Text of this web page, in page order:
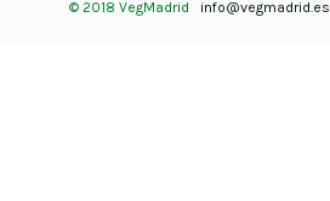
© 2018 VegMadrid info@vegmadrid.es